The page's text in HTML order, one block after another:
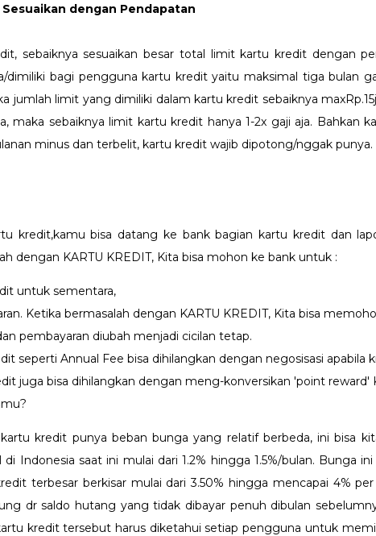
dengan Pendapatan
sebaiknya sesuaikan besar total limit kartu kredit dengan
dimiliki bagi pengguna kartu kredit yaitu maksimal tiga bulan
jumlah limit yang dimiliki dalam kartu kredit sebaiknya
maka sebaiknya limit kartu kredit hanya 1-2x gaji aja. Bahkan
minus dan terbelit, kartu kredit wajib dipotong/nggak punya.
kredit,kamu bisa datang ke bank bagian kartu kredit dan
dengan KARTU KREDIT, Kita bisa mohon ke bank untuk :
untuk sementara,
Ketika bermasalah dengan KARTU KREDIT, Kita bisa
pembayaran diubah menjadi cicilan tetap.
seperti Annual Fee bisa dihilangkan dengan negosisasi apabila
juga bisa dihilangkan dengan meng-konversikan 'point reward'
kredit punya beban bunga yang relatif berbeda, ini bisa
Indonesia saat ini mulai dari 1.2% hingga 1.5%/bulan. Bunga
terbesar berkisar mulai dari 3.50% hingga mencapai 4% per
dr saldo hutang yang tidak dibayar penuh dibulan
kredit tersebut harus diketahui setiap pengguna untuk